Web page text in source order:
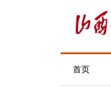
首页